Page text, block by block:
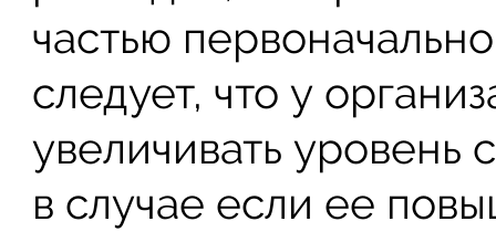
частью
следует, что у
увеличивать уровень
в случае если ее